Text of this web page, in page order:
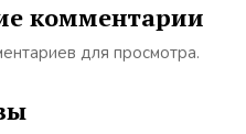
комментарии
для просмотра.